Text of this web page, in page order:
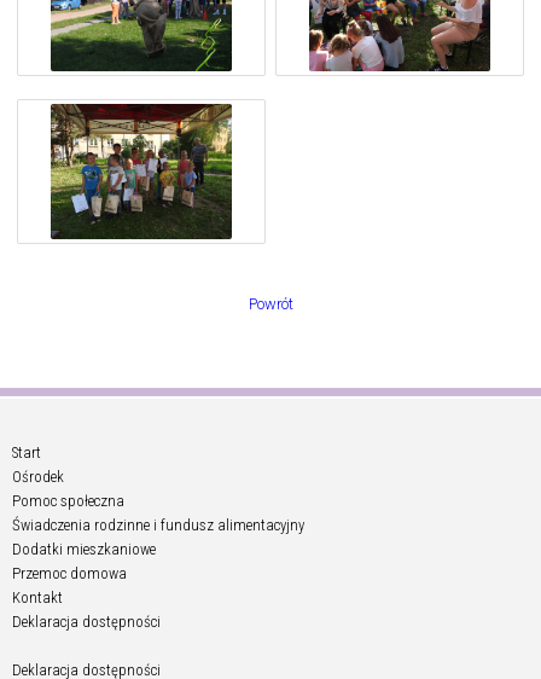
Powrót
Start
Ośrodek
Pomoc społeczna
Świadczenia rodzinne i fundusz alimentacyjny
Dodatki mieszkaniowe
Przemoc domowa
Kontakt
Deklaracja dostępności
Deklaracja dostępności